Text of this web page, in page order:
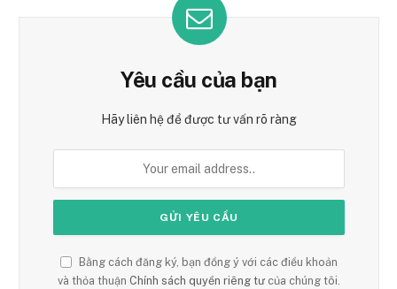
Yêu cầu của bạn
Hãy liên hệ để được tư vấn rõ ràng
Bằng cách đăng ký, bạn đồng ý với các điều khoản
và thỏa thuận Chính sách quyền riêng tư của chúng tôi.